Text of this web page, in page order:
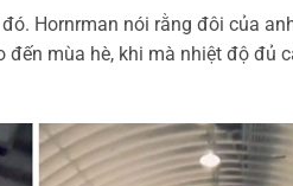
Hornrman nói rằng đôi của
mùa hè, khi mà nhiệt độ đủ